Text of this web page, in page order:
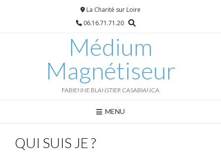
La Charité sur Loire
06.16.71.71.20
Médium
Magnétiseur
FABIENNE BLANSTIER CASABIANCA
MENU
QUI SUIS JE ?